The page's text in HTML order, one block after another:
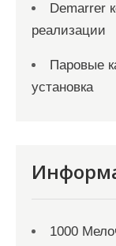
Demarrer
реализации
Паровые
установка
1000